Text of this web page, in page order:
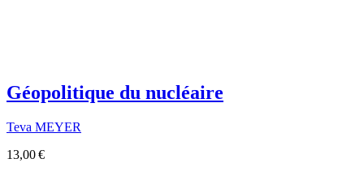
Géopolitique du nucléaire
Teva MEYER
13,00 €